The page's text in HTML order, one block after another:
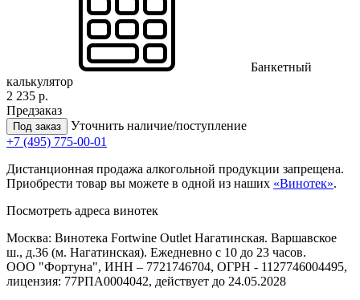
Банкетный
калькулятор
2 235 р.
Предзаказ
Под заказ
Уточнить наличие/поступление
+7 (495) 775-00-01
Дистанционная продажа алкогольной продукции запрещена.
Приобрести товар вы можете в одной из наших «Винотек».
Посмотреть адреса винотек
Москва: Винотека Fortwine Outlet Нагатинская. Варшавское
ш., д.36 (м. Нагатинская). Ежедневно с 10 до 23 часов.
ООО "Фортуна", ИНН – 7721746704, ОГРН - 1127746004495,
лицензия: 77РПА0004042, действует до 24.05.2028